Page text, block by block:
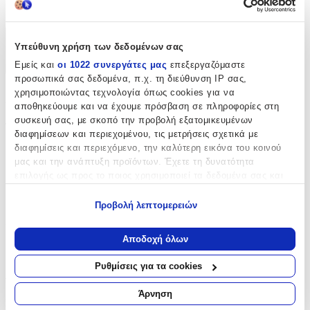
Υπεύθυνη χρήση των δεδομένων σας
Εμείς και οι 1022 συνεργάτες μας επεξεργαζόμαστε
προσωπικά σας δεδομένα, π.χ. τη διεύθυνση IP σας,
χρησιμοποιώντας τεχνολογία όπως cookies για να
αποθηκεύουμε και να έχουμε πρόσβαση σε πληροφορίες στη
συσκευή σας, με σκοπό την προβολή εξατομικευμένων
διαφημίσεων και περιεχομένου, τις μετρήσεις σχετικά με
διαφημίσεις και περιεχόμενο, την καλύτερη εικόνα του κοινού
μας και την ανάπτυξη προϊόντων. Έχετε τη δυνατότητα
Να συλλέξουμε πληροφορίες σχετικά με τη γεωγραφική
σας τοποθεσία, οι οποίες μπορεί να είναι ακριβείς σε
απόσταση μερικών μέτρων
Να αναγνωρίσουμε τη συσκευή σας σαρώνοντας ενεργά
για συγκεκριμένα χαρακτηριστικά (δακτυλικό αποτύπωμα)
Μάθετε περισσότερα σχετικά με τον τρόπο επεξεργασίας των
Προβολή λεπτομερειών
Αποδοχή όλων
Ρυθμίσεις για τα cookies
Άρνηση
Χαρακτηριστικά
+
Χαρακτηριστικά
Τύπος:
Μπρελόκ
Αξιολογήσεις
Προς το παρόν δεν υπάρχουν άλλες αξιολογήσεις. Όταν